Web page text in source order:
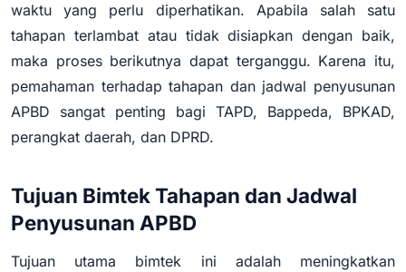
waktu yang perlu diperhatikan. Apabila salah satu
tahapan terlambat atau tidak disiapkan dengan baik,
maka proses berikutnya dapat terganggu. Karena itu,
pemahaman terhadap tahapan dan jadwal penyusunan
APBD sangat penting bagi TAPD, Bappeda, BPKAD,
perangkat daerah, dan DPRD.
Tujuan Bimtek Tahapan dan Jadwal
Penyusunan APBD
Tujuan utama bimtek ini adalah meningkatkan